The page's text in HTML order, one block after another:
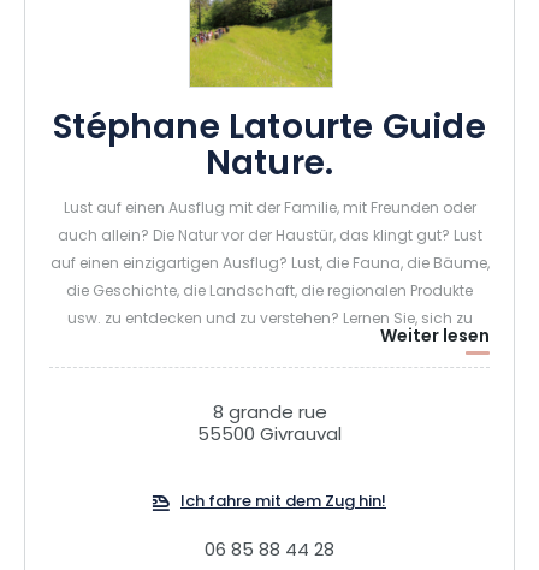
Stéphane Latourte Guide
Nature.
Lust auf einen Ausflug mit der Familie, mit Freunden oder
auch allein? Die Natur vor der Haustür, das klingt gut? Lust
auf einen einzigartigen Ausflug? Lust, die Fauna, die Bäume,
die Geschichte, die Landschaft, die regionalen Produkte
usw. zu entdecken und zu verstehen? Lernen Sie, sich zu
orientieren, mit einem Pferd auszurücken, vertrauliche Orte zu
entdecken, die markierten Wege zu verlassen und abseits
der Pisten zu gehen!
Vom Lac du Der zum Lac de Madine, von der Argonne zum
Eparges, der Wald der Erneuerung.
Schulausflüge.
Weiter lesen
8 grande rue
55500 Givrauval
Ich fahre mit dem Zug hin!
06 85 88 44 28